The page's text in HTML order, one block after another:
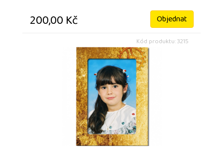
200,00 Kč Objednat
Kód produktu: 3215